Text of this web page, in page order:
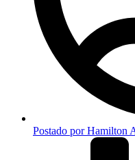
Postado porHamilton